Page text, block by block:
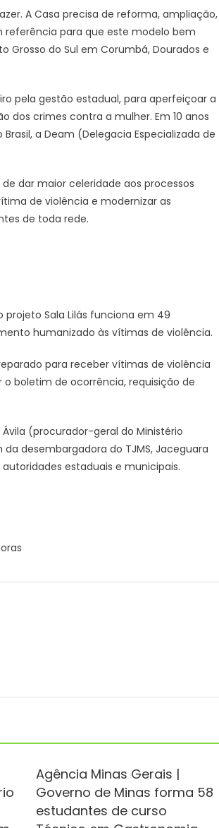
A Casa precisa de reforma, ampliação,
para que este modelo bem
Grosso do Sul em Corumbá, Dourados e
pela gestão estadual, para aperfeiçoar a
crimes contra a mulher. Em 10 anos
a Deam (Delegacia Especializada de
dar maior celeridade aos processos
de violência e modernizar as
de toda rede.
projeto Sala Lilás funciona em 49
humanizado às vítimas de violência.
para receber vítimas de violência
boletim de ocorrência, requisição de
(procurador-geral do Ministério
desembargadora do TJMS, Jaceguara
estaduais e municipais.
Agência Minas Gerais |
Governo de Minas forma 58
estudantes de curso